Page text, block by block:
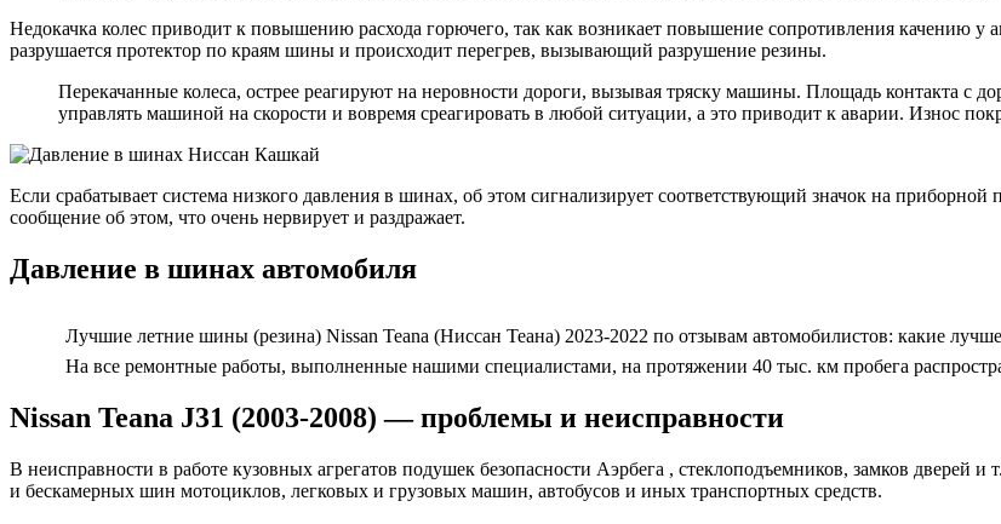
Недокачка колес приводит к повышению расхода горючего, так как возникает повышение сопротивления качению у
разрушается протектор по краям шины и происходит перегрев, вызывающий разрушение резины.
Перекачанные колеса, острее реагируют на неровности дороги, вызывая тряску машины. Площадь контакта с
управлять машиной на скорости и вовремя среагировать в любой ситуации, а это приводит к аварии. Износ
Если срабатывает система низкого давления в шинах, об этом сигнализирует соответствующий значок на
сообщение об этом, что очень нервирует и раздражает.
Давление в шинах автомобиля
Лучшие летние шины (резина) Nissan Teana (Ниссан Теана) 2023-2022 по отзывам автомобилистов: какие
На все ремонтные работы, выполненные нашими специалистами, на протяжении 40 тыс. км пробега
Nissan Teana J31 (2003-2008) — проблемы и неисправности
В неисправности в работе кузовных агрегатов подушек безопасности Аэрбега , стеклоподъемников, замков
и бескамерных шин мотоциклов, легковых и грузовых машин, автобусов и иных транспортных средств.